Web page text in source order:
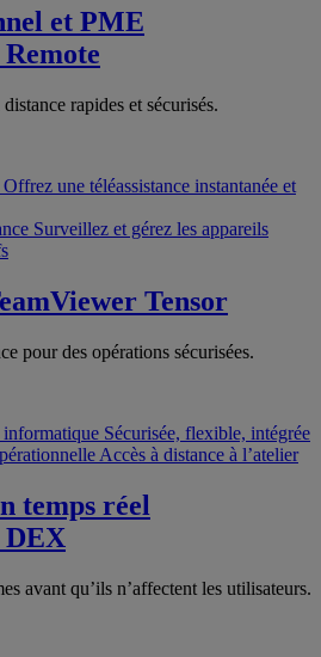
et PME
rapides et sécurisés.
Offrez une téléassistance instantanée et
Surveillez et gérez les appareils
Tensor
pour des opérations sécurisées.
informatique Sécurisée, flexible, intégrée
Accès à distance à l’atelier
temps réel
DEX
avant qu’ils n’affectent les utilisateurs.